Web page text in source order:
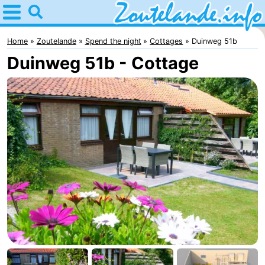
Home
Zoutelande
Tips
For
kids
Webcam
Webcam
Langstraat
Webcam
Beach
Spend
the
night
Apartments
-
Home Zoutelande Spend the night Cottages Duinweg 51b
Duinweg 51b - Cottage